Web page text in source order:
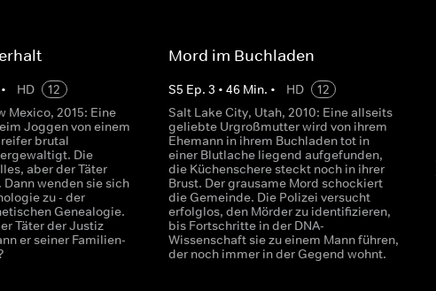
• HD
12
Mexico, 2015: Eine
Joggen von einem
brutal
Die
aber der Täter
wenden sie sich
zu - der
Genealogie.
Täter der Justiz
er seiner Familien-
Mord im Buchladen
S5 Ep. 3 • 46Min. • HD
12
Salt Lake City, Utah, 2010: Eine allseits
geliebte Urgroßmutter wird von ihrem
Ehemann in ihrem Buchladen tot in
einer Blutlache liegend aufgefunden,
die Küchenschere steckt noch in ihrer
Brust. Der grausame Mord schockiert
die Gemeinde. Die Polizei versucht
erfolglos, den Mörder zu identifizieren,
bis Fortschritte in der DNA-
Wissenschaft sie zu einem Mann führen,
der noch immer in der Gegend wohnt.